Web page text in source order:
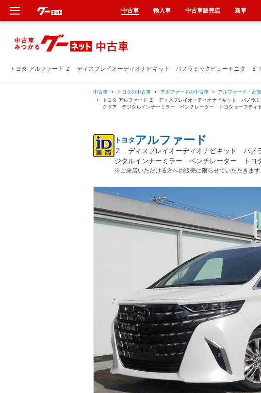
トヨタ アルファード Ｚ ディスプレイオーディオナビキット パノラミックビューモニタ Ｅ
中古車 トヨタの中古車 アルファードの中古車 アルファード・高
トヨタ アルファード Ｚ ディスプレイオーディオナビキット パノ
クドア デジタルインナーミラー ベンチレーター トヨタセーフティ
トヨタ アルファード
Ｚ ディスプレイオーディオナビキット パ
ジタルインナーミラー ベンチレーター トヨ
※ご来店いただける方への販売に限らせていただきま
中古車 輸入車 中古車販売店 新車
新車
中古車